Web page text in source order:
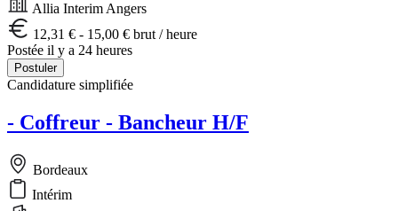
Allia Interim Angers
12,31 € - 15,00 € brut / heure
Postée il y a 24 heures
Postuler
Candidature simplifiée
- Coffreur - Bancheur H/F
Bordeaux
Intérim